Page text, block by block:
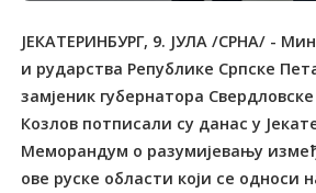
ЈЕКАТЕРИНБУРГ, 9. ЈУЛА /СРНА/ -
и рударства Републике Српске
замјеник губернатора
Козлов потписали су данас у
Меморандум о разумијевању
ове руске области који се односи